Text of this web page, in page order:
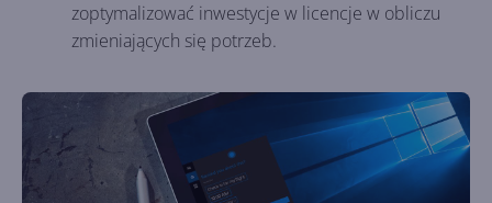
zoptymalizować inwestycje w licencje w obliczu
zmieniających się potrzeb.